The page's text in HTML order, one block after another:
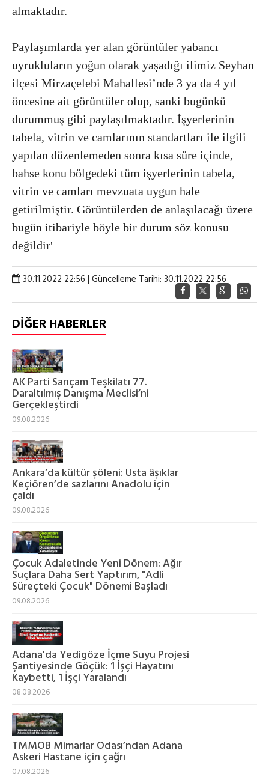
almaktadır.
Paylaşımlarda yer alan görüntüler yabancı
uyrukluların yoğun olarak yaşadığı ilimiz Seyhan
ilçesi Mirzaçelebi Mahallesi’nde 3 ya da 4 yıl
öncesine ait görüntüler olup, sanki bugünkü
durummuş gibi paylaşılmaktadır. İşyerlerinin
tabela, vitrin ve camlarının standartları ile ilgili
yapılan düzenlemeden sonra kısa süre içinde,
bahse konu bölgedeki tüm işyerlerinin tabela,
vitrin ve camları mevzuata uygun hale
getirilmiştir. Görüntülerden de anlaşılacağı üzere
bugün itibariyle böyle bir durum söz konusu
değildir'
30.11.2022 22:56 | Güncelleme Tarihi: 30.11.2022 22:56
DİĞER HABERLER
AK Parti Sarıçam Teşkilatı 77.
Daraltılmış Danışma Meclisi’ni
Gerçekleştirdi
09.08.2026
Ankara’da kültür şöleni: Usta âşıklar
Keçiören’de sazlarını Anadolu için
çaldı
09.08.2026
Çocuk Adaletinde Yeni Dönem: Ağır
Suçlara Daha Sert Yaptırım, "Adli
Süreçteki Çocuk" Dönemi Başladı
09.08.2026
Adana'da Yedigöze İçme Suyu Projesi
Şantiyesinde Göçük: 1 İşçi Hayatını
Kaybetti, 1 İşçi Yaralandı
08.08.2026
TMMOB Mimarlar Odası’ndan Adana
Askeri Hastane için çağrı
07.08.2026